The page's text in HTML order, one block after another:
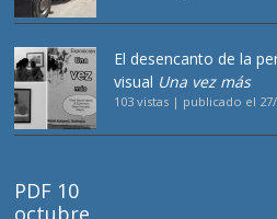
El desencanto de la
visual Una vez más
103 vistas | publicado el
PDF 10